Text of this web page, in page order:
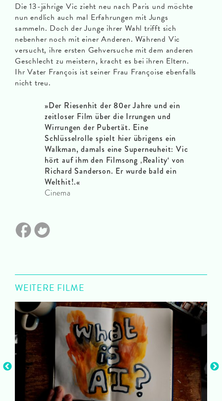
Die 13-jährige Vic zieht neu nach Paris und möchte
nun endlich auch mal Erfahrungen mit Jungs
sammeln. Doch der Junge ihrer Wahl trifft sich
nebenher noch mit einer Anderen. Während Vic
versucht, ihre ersten Gehversuche mit dem anderen
Geschlecht zu meistern, kracht es bei ihren Eltern.
Ihr Vater François ist seiner Frau Françoise ebenfalls
nicht treu.
»Der Riesenhit der 80er Jahre und ein
zeitloser Film über die Irrungen und
Wirrungen der Pubertät. Eine
Schlüsselrolle spielt hier übrigens ein
Walkman, damals eine Superneuheit: Vic
hört auf ihm den Filmsong ‚Reality‘ von
Richard Sanderson. Er wurde bald ein
Welthit!.«
Cinema
WEITERE FILME